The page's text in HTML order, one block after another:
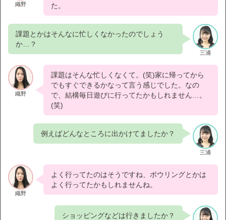
織野
た。
三浦
課題とかはそんなに忙しくなかったのでしょう
か…？
織野
課題はそんな忙しくなくて。(笑)家に帰ってから
でもすぐできるかなって言う感じでした。なの
で、結構毎日遊びに行ってたかもしれません…。
(笑)
三浦
例えばどんなところに出かけてましたか？
織野
よく行ってたのはそうですね、ボウリングとかは
よく行ってたかもしれませんね。
ショッピングなどは行きましたか？